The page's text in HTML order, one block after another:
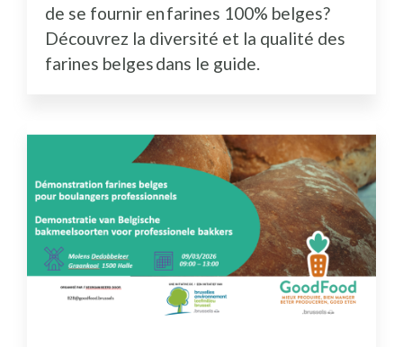
de se fournir en farines 100% belges?
Découvrez la diversité et la qualité des
farines belges dans le guide.